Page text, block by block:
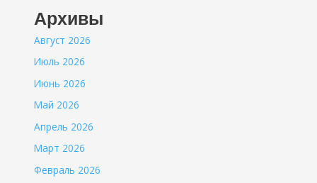
Архивы
Август 2026
Июль 2026
Июнь 2026
Май 2026
Апрель 2026
Март 2026
Февраль 2026